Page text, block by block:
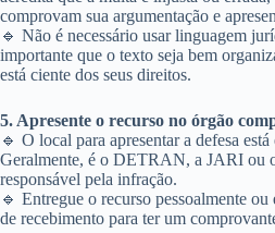
comprovam sua argumentação e
🔹 Não é necessário usar linguagem
importante que o texto seja bem
está ciente dos seus direitos.
5. Apresente o recurso no órgão
🔹 O local para apresentar a defesa
Geralmente, é o DETRAN, a JARI ou
responsável pela infração.
🔹 Entregue o recurso pessoalmente
de recebimento para ter um